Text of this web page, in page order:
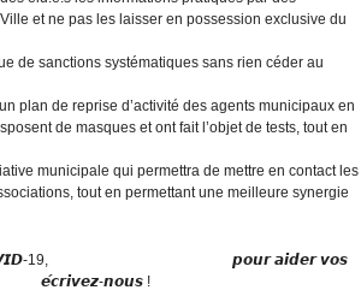
et ne pas les laisser en possession exclusive du
de sanctions systématiques sans rien céder au
plan de reprise d’activité des agents municipaux en
de masques et ont fait l’objet de tests, tout en
municipale qui permettra de mettre en contact les
tout en permettant une meilleure synergie
𝙡𝙚 𝘾𝙊𝙑𝙄𝘿-19, 𝙥𝙤𝙪𝙧 𝙖𝙞𝙙𝙚𝙧 𝙫𝙤𝙨
𝙚́𝙘𝙧𝙞𝙫𝙚𝙯-𝙣𝙤𝙪𝙨 !